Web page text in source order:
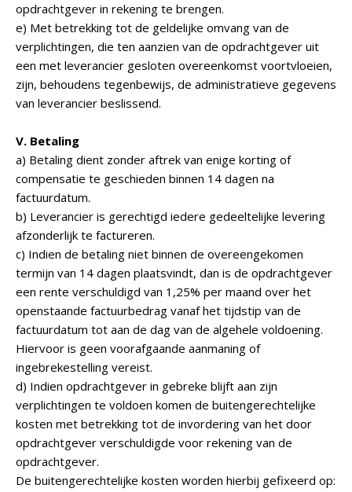
opdrachtgever in rekening te brengen.
e) Met betrekking tot de geldelijke omvang van de
verplichtingen, die ten aanzien van de opdrachtgever uit
een met leverancier gesloten overeenkomst voortvloeien,
zijn, behoudens tegenbewijs, de administratieve gegevens
van leverancier beslissend.
V. Betaling
a) Betaling dient zonder aftrek van enige korting of
compensatie te geschieden binnen 14 dagen na
factuurdatum.
b) Leverancier is gerechtigd iedere gedeeltelijke levering
afzonderlijk te factureren.
c) Indien de betaling niet binnen de overeengekomen
termijn van 14 dagen plaatsvindt, dan is de opdrachtgever
een rente verschuldigd van 1,25% per maand over het
openstaande factuurbedrag vanaf het tijdstip van de
factuurdatum tot aan de dag van de algehele voldoening.
Hiervoor is geen voorafgaande aanmaning of
ingebrekestelling vereist.
d) Indien opdrachtgever in gebreke blijft aan zijn
verplichtingen te voldoen komen de buitengerechtelijke
kosten met betrekking tot de invordering van het door
opdrachtgever verschuldigde voor rekening van de
opdrachtgever.
De buitengerechtelijke kosten worden hierbij gefixeerd op: